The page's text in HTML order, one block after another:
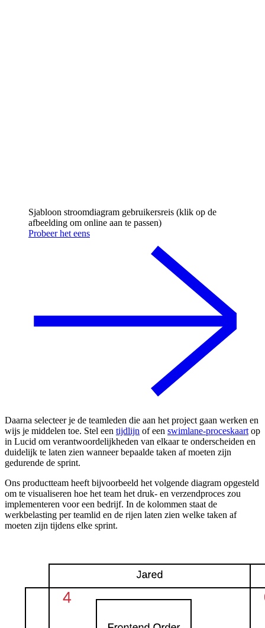
Sjabloon stroomdiagram gebruikersreis (klik op de
afbeelding om online aan te passen)
Probeer het eens
Daarna selecteer je de teamleden die aan het project gaan werken en
wijs je middelen toe. Stel een tijdlijn of een swimlane-proceskaart op
in Lucid om verantwoordelijkheden van elkaar te onderscheiden en
duidelijk te laten zien wanneer bepaalde taken af moeten zijn
gedurende de sprint.
Ons productteam heeft bijvoorbeeld het volgende diagram opgesteld
om te visualiseren hoe het team het druk- en verzendproces zou
implementeren voor een bedrijf. In de kolommen staat de
werkbelasting per teamlid en de rijen laten zien welke taken af
moeten zijn tijdens elke sprint.